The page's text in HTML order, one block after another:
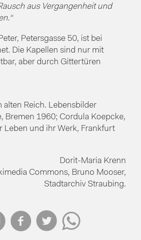
aus Vergangenheit und
Petersgasse 50, ist bei
Die Kapellen sind nur mit
aber durch Gittertüren
alten Reich. Lebensbilder
Bremen 1960; Cordula Koepcke,
Leben und ihr Werk, Frankfurt
Dorit-Maria Krenn
Commons, Bruno Mooser,
Stadtarchiv Straubing.
  